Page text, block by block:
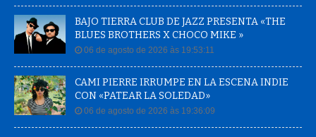
BAJO TIERRA CLUB DE JAZZ PRESENTA «THE
BLUES BROTHERS X CHOCO MIKE »
06 de agosto de 2026 às 19:53:11
CAMI PIERRE IRRUMPE EN LA ESCENA INDIE
CON «PATEAR LA SOLEDAD»
06 de agosto de 2026 às 19:36:09